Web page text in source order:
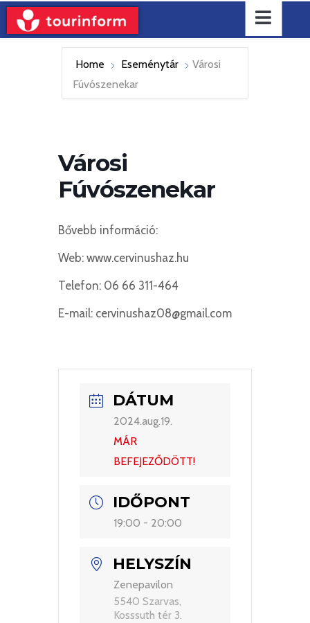
Home Eseménytár
Városi
Fúvószenekar
Városi
Fúvószenekar
Bővebb információ:
Web: www.cervinushaz.hu
Telefon: 06 66 311-464
E-mail: cervinushaz08@gmail.com
DÁTUM
2024.aug.19.
MÁR
BEFEJEZŐDÖTT!
IDŐPONT
19:00 - 20:00
HELYSZÍN
Zenepavilon
5540 Szarvas,
Kosssuth tér 3.